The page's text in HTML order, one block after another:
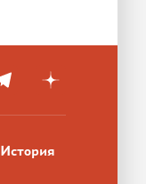
История